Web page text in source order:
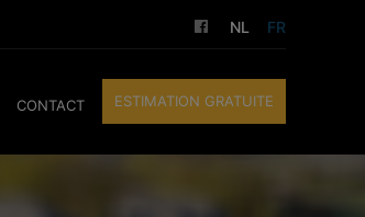
NL FR
CONTACT ESTIMATION GRATUITE